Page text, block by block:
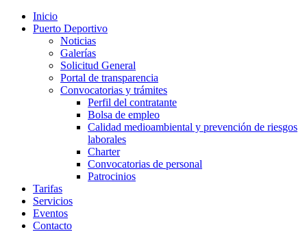
Inicio
Puerto Deportivo
Noticias
Galerías
Solicitud General
Portal de transparencia
Convocatorias y trámites
Perfil del contratante
Bolsa de empleo
Calidad medioambiental y prevención de riesgos
laborales
Charter
Convocatorias de personal
Patrocinios
Tarifas
Servicios
Eventos
Contacto